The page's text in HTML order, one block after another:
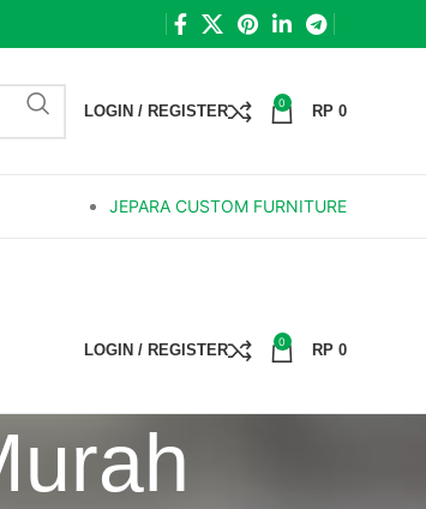
LOGIN / REGISTER 0 RP 0
JEPARA CUSTOM FURNITURE
LOGIN / REGISTER 0 RP 0